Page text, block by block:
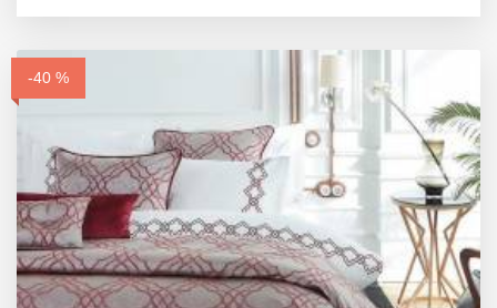
-40 %